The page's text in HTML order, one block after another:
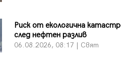
Риск от екологична
след нефтен разлив
06.08.2026, 08:17 | Свят